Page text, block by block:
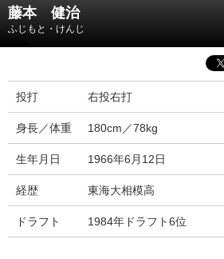
藤本 健治
ふじもと・けんじ
投打 右投右打
身長／体重 180cm／78kg
生年月日 1966年6月12日
経歴 東海大相模高
ドラフト 1984年ドラフト6位